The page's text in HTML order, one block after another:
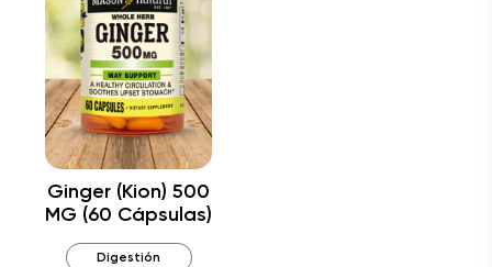
Ginger (Kion) 500
MG (60 Cápsulas)
Digestión